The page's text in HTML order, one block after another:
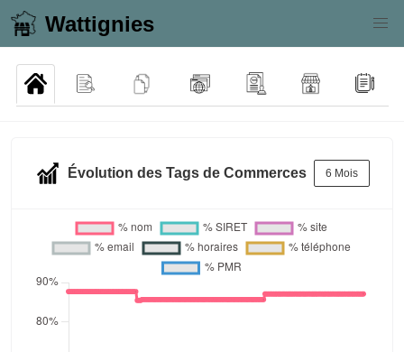
Wattignies
Évolution des Tags de Commerces 6 Mois